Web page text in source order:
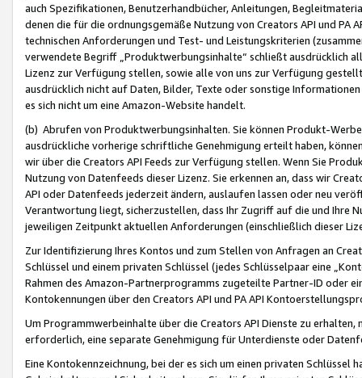
auch Spezifikationen, Benutzerhandbücher, Anleitungen,
denen die für die ordnungsgemäße Nutzung von Creators API und PA
technischen Anforderungen und Test- und Leistungskriterien
verwendete Begriff „Produktwerbungsinhalte“ schließt ausdrücklich
Lizenz zur Verfügung stellen, sowie alle von uns zur Verfügung
ausdrücklich nicht auf Daten, Bilder, Texte oder sonstige
es sich nicht um eine Amazon-Website handelt.
(b) Abrufen von Produktwerbungsinhalten. Sie können Produkt-
ausdrückliche vorherige schriftliche Genehmigung erteilt haben,
wir über die Creators API Feeds zur Verfügung stellen. Wenn Sie
Nutzung von Datenfeeds dieser Lizenz. Sie erkennen an, dass wir
API oder Datenfeeds jederzeit ändern, auslaufen lassen oder neu
Verantwortung liegt, sicherzustellen, dass Ihr Zugriff auf die und Ihre
jeweiligen Zeitpunkt aktuellen Anforderungen (einschließlich dieser
Zur Identifizierung Ihres Kontos und zum Stellen von Anfragen an
Schlüssel und einem privaten Schlüssel (jedes Schlüsselpaar eine
Rahmen des Amazon-Partnerprogramms zugeteilte Partner-ID oder
Kontokennungen über den Creators API und PA API
Um Programmwerbeinhalte über die Creators API Dienste zu
erforderlich, eine separate Genehmigung für Unterdienste oder
Eine Kontokennzeichnung, bei der es sich um einen privaten